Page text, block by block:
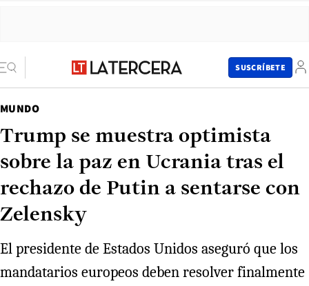
SUSCRÍBETE
MUNDO
Trump se muestra optimista
sobre la paz en Ucrania tras el
rechazo de Putin a sentarse con
Zelensky
El presidente de Estados Unidos aseguró que los
mandatarios europeos deben resolver finalmente